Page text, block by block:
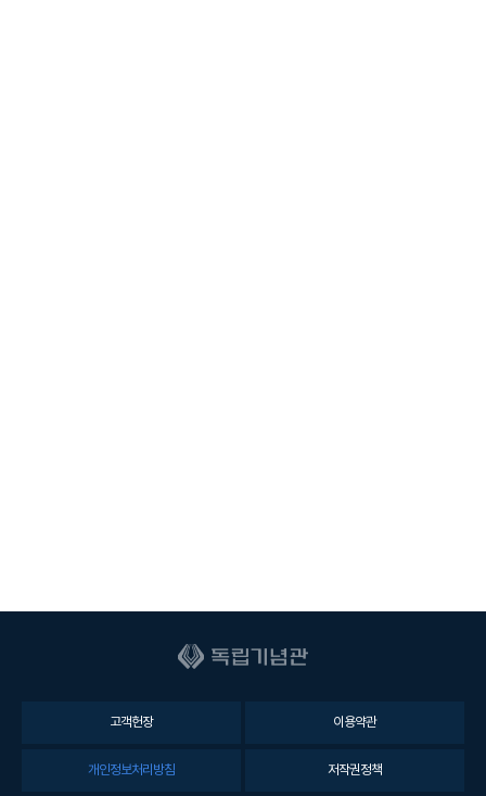
고객헌장 이용약관
개인정보처리방침 저작권정책